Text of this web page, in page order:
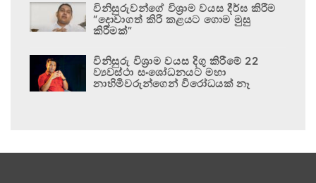
විනිසුරුවන්ගේ විශ්‍රාම වයස දීර්ඝ කිරීම
“දොවාගත් කිරි කළයට ගොම මුසු
කිරීමක්”
විනිසුරු විශ්‍රාම වයස දිගු කිරීමේ 22
ව්‍යවස්ථා සංශෝධනයට මහා
නාහිමිවරුන්ගෙන් විරෝධයක් නෑ